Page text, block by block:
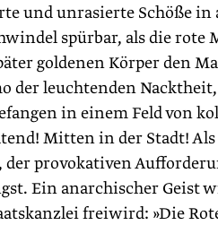
und unrasierte Schöße
spürbar, als die rote
goldenen Körper den
der leuchtenden
in einem Feld von
Mitten in der Stadt!
provokativen
Ein anarchischer Geist
freiwird: »Die